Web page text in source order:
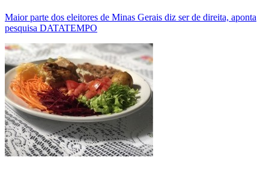
Maior parte dos eleitores de Minas Gerais diz ser de direita, aponta
pesquisa DATATEMPO